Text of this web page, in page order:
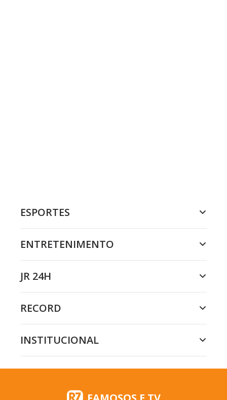
ESPORTES
ENTRETENIMENTO
JR 24H
RECORD
INSTITUCIONAL